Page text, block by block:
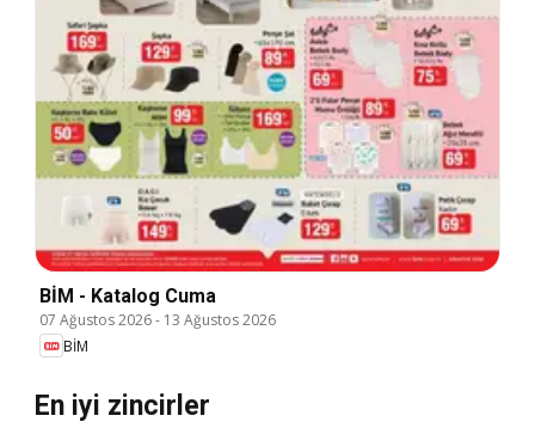
BİM - Katalog Cuma
07 Ağustos 2026- 13 Ağustos 2026
BİM
En iyi zincirler